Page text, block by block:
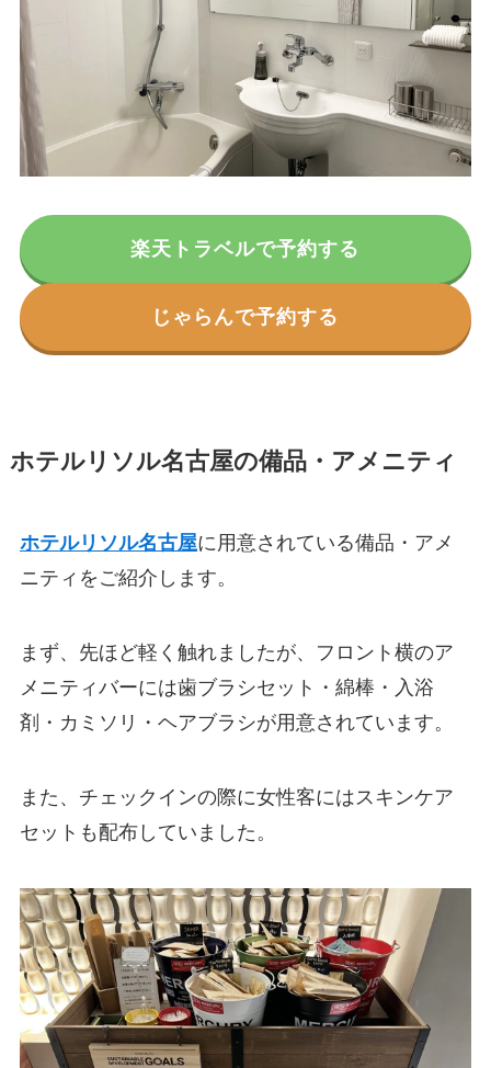
楽天トラベルで予約する
じゃらんで予約する
ホテルリソル名古屋の備品・アメニティ
ホテルリソル名古屋に用意されている備品・アメ
ニティをご紹介します。
まず、先ほど軽く触れましたが、フロント横のア
メニティバーには歯ブラシセット・綿棒・入浴
剤・カミソリ・ヘアブラシが用意されています。
また、チェックインの際に女性客にはスキンケア
セットも配布していました。